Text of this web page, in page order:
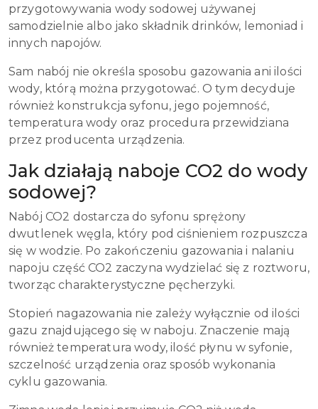
przygotowywania wody sodowej używanej
samodzielnie albo jako składnik drinków, lemoniad i
innych napojów.
Sam nabój nie określa sposobu gazowania ani ilości
wody, którą można przygotować. O tym decyduje
również konstrukcja syfonu, jego pojemność,
temperatura wody oraz procedura przewidziana
przez producenta urządzenia.
Jak działają naboje CO2 do wody
sodowej?
Nabój CO2 dostarcza do syfonu sprężony
dwutlenek węgla, który pod ciśnieniem rozpuszcza
się w wodzie. Po zakończeniu gazowania i nalaniu
napoju część CO2 zaczyna wydzielać się z roztworu,
tworząc charakterystyczne pęcherzyki.
Stopień nagazowania nie zależy wyłącznie od ilości
gazu znajdującego się w naboju. Znaczenie mają
również temperatura wody, ilość płynu w syfonie,
szczelność urządzenia oraz sposób wykonania
cyklu gazowania.